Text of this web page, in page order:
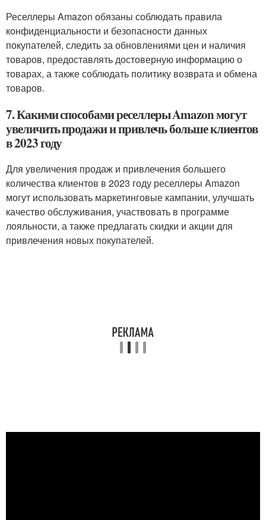
Реселлеры Amazon обязаны соблюдать правила
конфиденциальности и безопасности данных
покупателей, следить за обновлениями цен и наличия
товаров, предоставлять достоверную информацию о
товарах, а также соблюдать политику возврата и обмена
товаров.
7. Какими способами реселлеры Amazon могут
увеличить продажи и привлечь больше клиентов
в 2023 году
Для увеличения продаж и привлечения большего
количества клиентов в 2023 году реселлеры Amazon
могут использовать маркетинговые кампании, улучшать
качество обслуживания, участвовать в программе
лояльности, а также предлагать скидки и акции для
привлечения новых покупателей.